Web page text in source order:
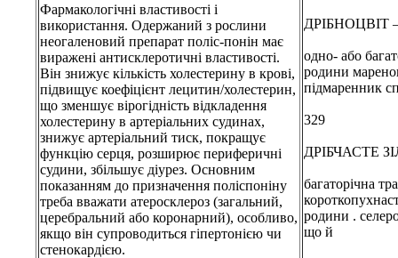
Фармакологічні властивості і
використання. Одержаний з рослини
неогаленовий препарат поліс-понін має
виражені антисклеротичні властивості.
Він знижує кількість холестерину в крові,
підвищує коефіцієнт лецитин/холестерин,
що зменшує вірогідність відкладення
холестерину в артеріальних судинах,
знижує артеріальний тиск, покращує
функцію серця, розширює периферичні
судини, збільшує діурез. Основним
показанням до призначення поліспоніну
треба вважати атеросклероз (загальний,
церебральний або коронарний), особливо,
якщо він супроводиться гіпертонією чи
стенокардією.
ДРІБНОЦВІТ
одно- або
родини
підмаренник
329
ДРІБЧАСТЕ
багаторічна
родини .
що й